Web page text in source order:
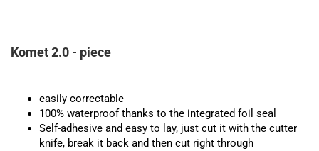
Komet 2.0 - piece
easily correctable
100% waterproof thanks to the integrated foil seal
Self-adhesive and easy to lay, just cut it with the cutter
knife, break it back and then cut right through